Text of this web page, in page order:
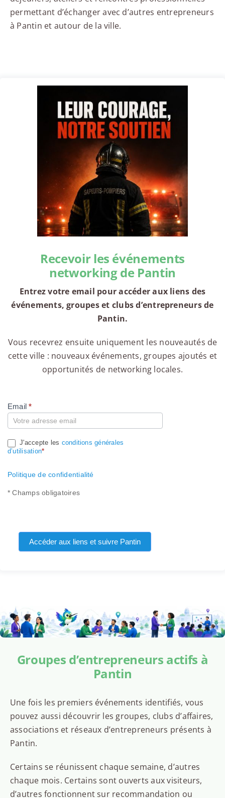
permettant d’échanger avec d’autres entrepreneurs
à Pantin et autour de la ville.
Recevoir les événements
networking de Pantin
Entrez votre email pour accéder aux liens des
événements, groupes et clubs d’entrepreneurs de
Pantin.
Vous recevrez ensuite uniquement les nouveautés de
cette ville : nouveaux événements, groupes ajoutés et
opportunités de networking locales.
Compte
Email*
J'accepte les conditions générales
d’utilisation*
Politique de confidentialité
* Champs obligatoires
Accéder aux liens et suivre Pantin
Groupes d’entrepreneurs actifs à
Pantin
Une fois les premiers événements identifiés, vous
pouvez aussi découvrir les groupes, clubs d’affaires,
associations et réseaux d’entrepreneurs présents à
Pantin.
Certains se réunissent chaque semaine, d’autres
chaque mois. Certains sont ouverts aux visiteurs,
d’autres fonctionnent sur recommandation ou